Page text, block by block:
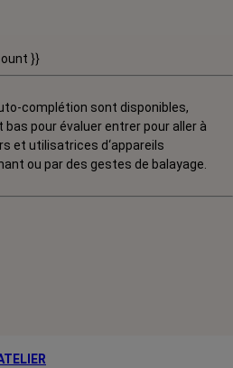
}}
complétion sont disponibles,
pour évaluer entrer pour aller à
et utilisatrices d‘appareils
ou par des gestes de balayage.